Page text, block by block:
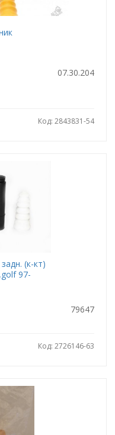
07.30.204
Код: 2843831-54
(к-кт)
97-
79647
Код: 2726146-63